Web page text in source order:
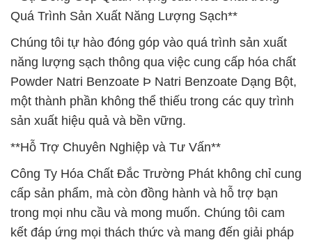
Quá Trình Sản Xuất Năng Lượng Sạch**
Chúng tôi tự hào đóng góp vào quá trình sản xuất
năng lượng sạch thông qua việc cung cấp hóa chất
Powder Natri Benzoate Þ Natri Benzoate Dạng Bột,
một thành phần không thể thiếu trong các quy trình
sản xuất hiệu quả và bền vững.
**Hỗ Trợ Chuyên Nghiệp và Tư Vấn**
Công Ty Hóa Chất Đắc Trường Phát không chỉ cung
cấp sản phẩm, mà còn đồng hành và hỗ trợ bạn
trong mọi nhu cầu và mong muốn. Chúng tôi cam
kết đáp ứng mọi thách thức và mang đến giải pháp